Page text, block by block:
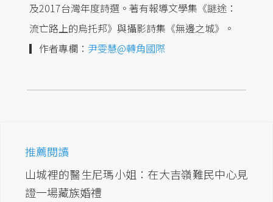
及2017台灣年度詩選。著有報導文學集《謎途：
流亡路上的烏托邦》與攝影詩集《無邊之城》。
▎作者專欄： 尹雯慧@轉角國際
推薦閱讀
山城裡的醫生尼瑪小姐：在大吉嶺難民中心見
證一場藏族婚禮